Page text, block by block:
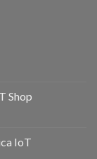
Shop
IoT